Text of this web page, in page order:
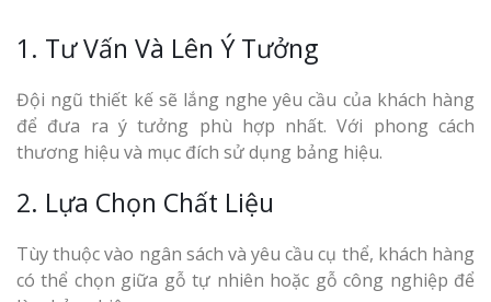
1. Tư Vấn Và Lên Ý Tưởng
Đội ngũ thiết kế sẽ lắng nghe yêu cầu của khách hàng
để đưa ra ý tưởng phù hợp nhất. Với phong cách
thương hiệu và mục đích sử dụng bảng hiệu.
2. Lựa Chọn Chất Liệu
Tùy thuộc vào ngân sách và yêu cầu cụ thể, khách hàng
có thể chọn giữa gỗ tự nhiên hoặc gỗ công nghiệp để